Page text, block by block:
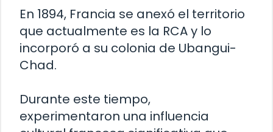
En 1894, Francia se anexó el territorio
que actualmente es la RCA y lo
incorporó a su colonia de Ubangui-
Chad.
Durante este tiempo,
experimentaron una influencia